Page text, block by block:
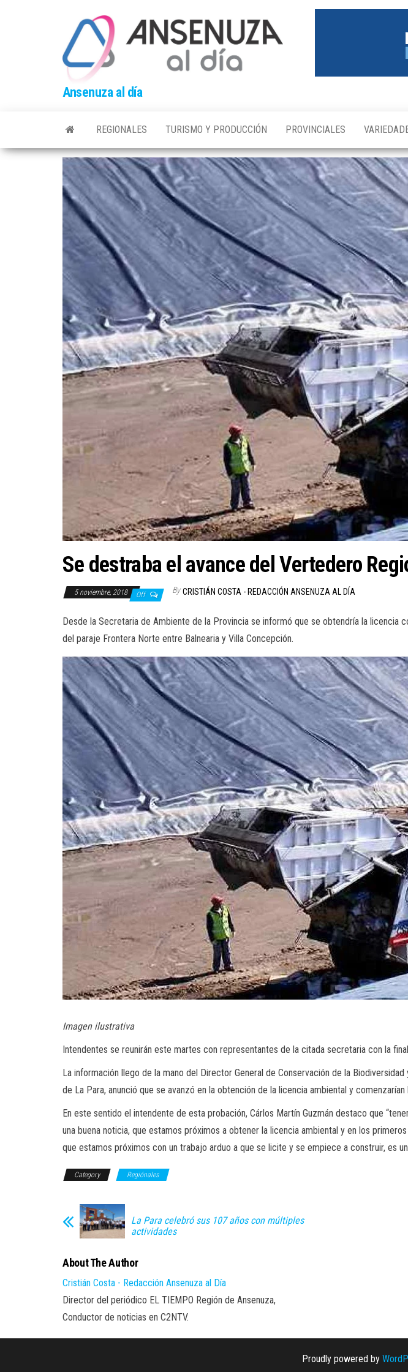
Ansenuza al día
REGIONALES TURISMO Y PRODUCCIÓN PROVINCIALES
Se destraba el avance del Vertedero
5 noviembre, 2018 Off By CRISTIÁN COSTA - REDACCIÓN ANSENUZA AL DÍA
Desde la Secretaria de Ambiente de la Provincia se informó que se obtendría la licencia
del paraje Frontera Norte entre Balnearia y Villa Concepción.
Imagen ilustrativa
Intendentes se reunirán este martes con representantes de la citada secretaria con la
La información llego de la mano del Director General de Conservación de la
de La Para, anunció que se avanzó en la obtención de la licencia ambiental y comenzarían
En este sentido el intendente de esta probación, Cárlos Martín Guzmán destaco que
una buena noticia, que estamos próximos a obtener la licencia ambiental y en los
que estamos próximos con un trabajo arduo a que se licite y se empiece a construir, es
Category Regiónales
La Para celebró sus 107 años con múltiples
actividades
About The Author
Cristián Costa - Redacción Ansenuza al Día
Director del periódico EL TIEMPO Región de Ansenuza,
Conductor de noticias en C2NTV.
Proudly powered by